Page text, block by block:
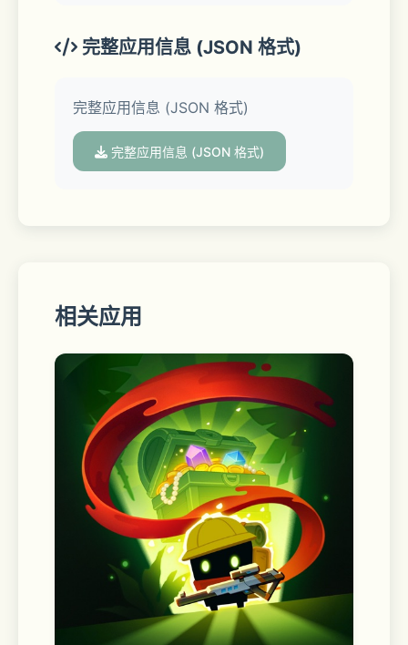
完整应用信息 (JSON 格式)
完整应用信息 (JSON 格式)
完整应用信息 (JSON 格式)
相关应用